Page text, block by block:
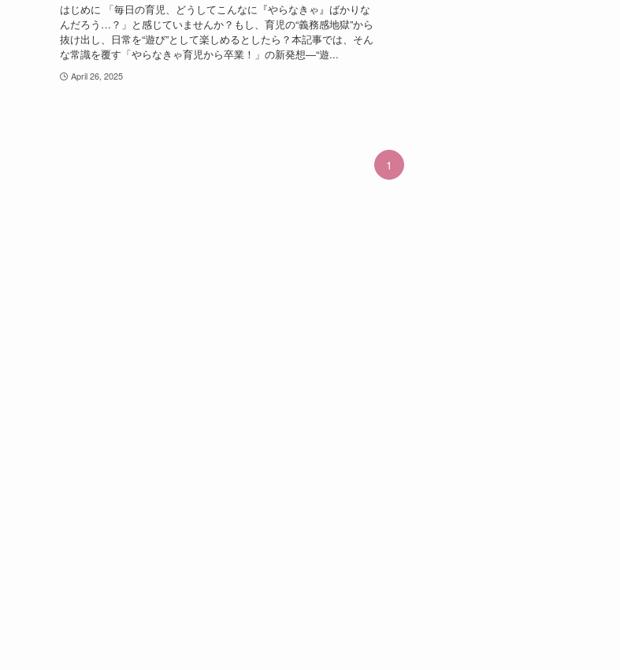
はじめに 「毎日の育児、どうしてこんなに『やらなきゃ』ばかりな
んだろう…？」と感じていませんか？もし、育児の“義務感地獄”から
抜け出し、日常を“遊び”として楽しめるとしたら？本記事では、そん
な常識を覆す「やらなきゃ育児から卒業！」の新発想―“遊...
April 26, 2025
1